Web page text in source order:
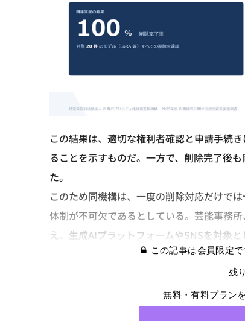
この結果は、適切な権利者確認と申請手続
ることを示すものだ。一方で、削除完了後
た。
このため同機構は、一度の削除対応だけで
体制が不可欠であるとしている。芸能事務
え、生成AIプラットフォームやSNSを対象
この記事は会員限定
残
無料・有料プラン